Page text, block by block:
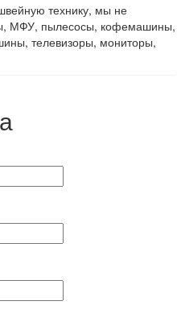
технику, мы не
МФУ, пылесосы, кофемашины,
телевизоры, мониторы,